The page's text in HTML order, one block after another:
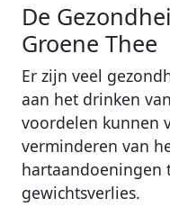
De
Groene Thee
Er zijn veel
aan het drinken
voordelen kunnen
verminderen van
hartaandoeningen
gewichtsverlies.